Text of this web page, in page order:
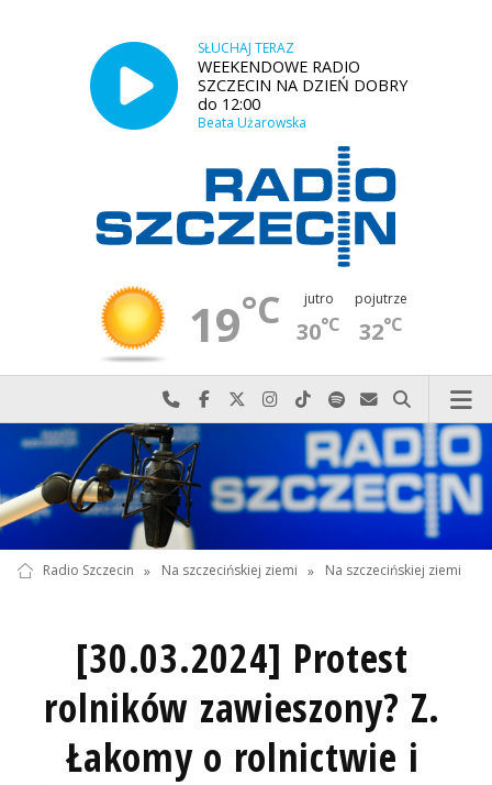
SŁUCHAJ TERAZ
WEEKENDOWE RADIO
SZCZECIN NA DZIEŃ DOBRY
do 12:00
Beata Użarowska
19°C jutro
30°C
pojutrze
32°C
Najlepiej po prostu do nas zadzwoń
Odwiedź nas na Facebook-u
Odwiedź nas na X
Odwiedź nas na Instagram-ie
Odwiedź nas na TikTok-u
Szukaj nas na Spotify
Wyślij do nas
Szukaj
Radio Szczecin » Na szczecińskiej ziemi » Na szczecińskiej ziemi
[30.03.2024] Protest
rolników zawieszony? Z.
Łakomy o rolnictwie i